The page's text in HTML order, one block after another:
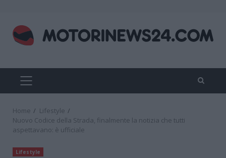
content
PRIMARY
MENU
Home
Lifestyle
Nuovo Codice della Strada, finalmente la notizia che tutti
aspettavano: è ufficiale
Lifestyle